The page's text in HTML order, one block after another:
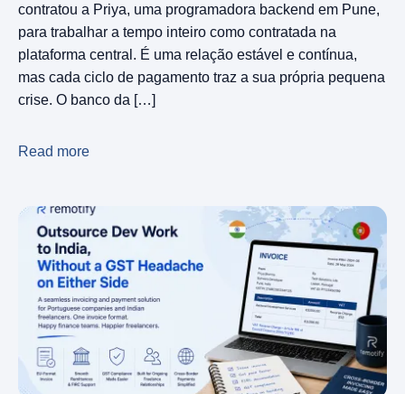
contratou a Priya, uma programadora backend em Pune,
para trabalhar a tempo inteiro como contratada na
plataforma central. É uma relação estável e contínua,
mas cada ciclo de pagamento traz a sua própria pequena
crise. O banco da […]
Read more